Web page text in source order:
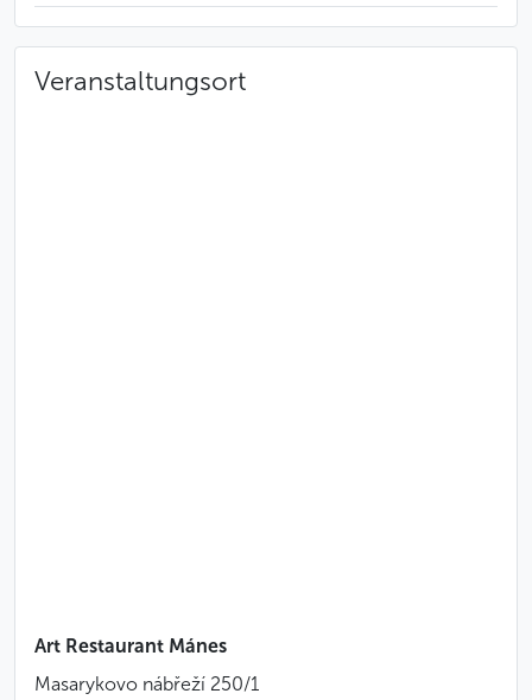
Veranstaltungsort
Art Restaurant Mánes
Masarykovo nábřeží 250/1